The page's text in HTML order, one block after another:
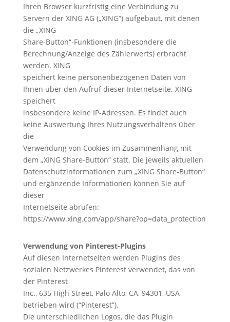
Ihren Browser kurzfristig eine Verbindung zu
Servern der XING AG („XING“) aufgebaut, mit denen
die „XING
Share-Button“-Funktionen (insbesondere die
Berechnung/Anzeige des Zählerwerts) erbracht
werden. XING
speichert keine personenbezogenen Daten von
Ihnen über den Aufruf dieser Internetseite. XING
speichert
insbesondere keine IP-Adressen. Es findet auch
keine Auswertung Ihres Nutzungsverhaltens über
die
Verwendung von Cookies im Zusammenhang mit
dem „XING Share-Button“ statt. Die jeweils aktuellen
Datenschutzinformationen zum „XING Share-Button“
und ergänzende Informationen können Sie auf
dieser
Internetseite abrufen:
https://www.xing.com/app/share?op=data_protection
Verwendung von Pinterest-Plugins
Auf diesen Internetseiten werden Plugins des
sozialen Netzwerkes Pinterest verwendet, das von
der Pinterest
Inc., 635 High Street, Palo Alto, CA, 94301, USA
betrieben wird (“Pinterest”).
Die unterschiedlichen Logos, die das Plugin